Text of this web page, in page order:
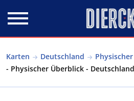
Karten Deutschland
- Physischer Überblick -